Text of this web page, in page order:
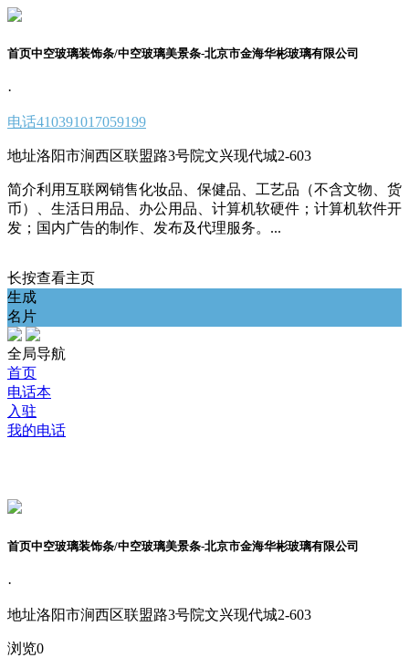
首页中空玻璃装饰条/中空玻璃美景条-北京市金海华彬玻璃有限公司
·
电话410391017059199
地址洛阳市涧西区联盟路3号院文兴现代城2-603
简介利用互联网销售化妆品、保健品、工艺品（不含文物、货
币）、生活日用品、办公用品、计算机软硬件；计算机软件开
发；国内广告的制作、发布及代理服务。...
长按查看主页
生成
名片
全局导航
首页
电话本
入驻
我的电话
首页中空玻璃装饰条/中空玻璃美景条-北京市金海华彬玻璃有限公司
·
地址洛阳市涧西区联盟路3号院文兴现代城2-603
浏览0